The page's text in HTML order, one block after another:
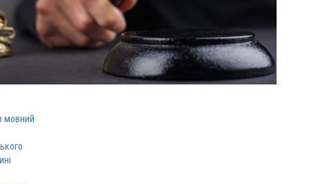
мовний